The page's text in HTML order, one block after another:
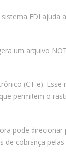
EDI ajuda
um arquivo
(CT-e). Esse
permitem o
pode direcionar
cobrança pelas